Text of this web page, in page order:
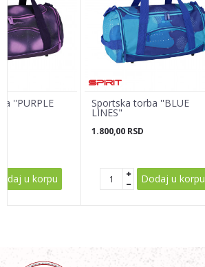
Email adresa
Poruka
POŠALJI
''PURPLE
u korpu
Sportska torba ''BLUE
LINES"
1.800,00 RSD
Dodaj u korpu